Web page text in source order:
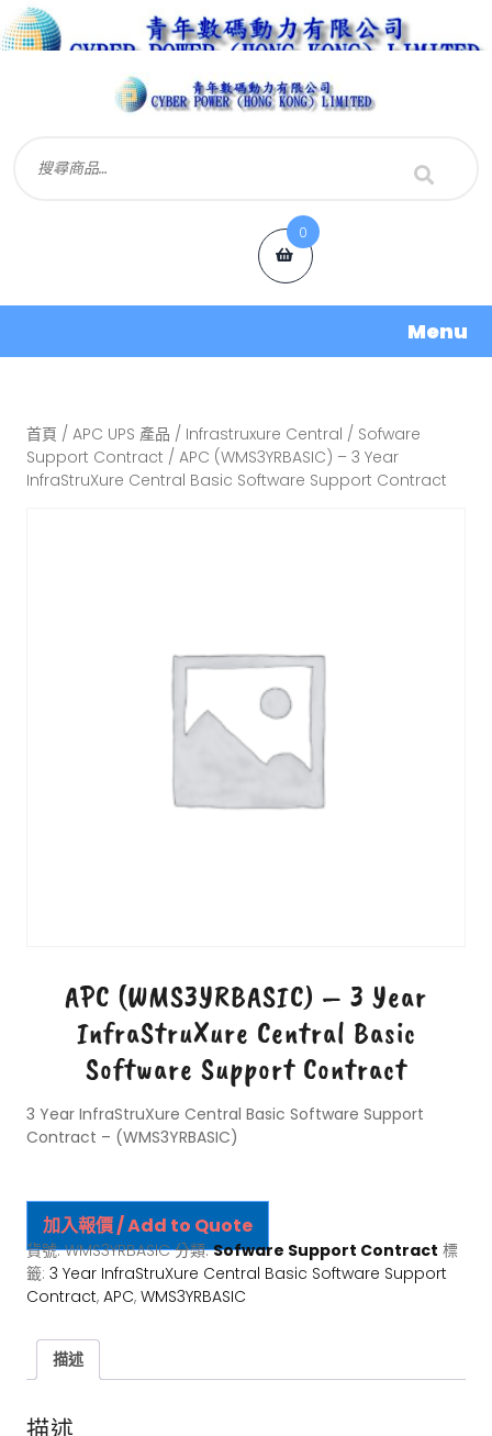
0
Menu
首頁 / APC UPS 產品 / Infrastruxure Central / Sofware
Support Contract / APC (WMS3YRBASIC) – 3 Year
InfraStruXure Central Basic Software Support Contract
APC (WMS3YRBASIC) – 3 Year
InfraStruXure Central Basic
Software Support Contract
3 Year InfraStruXure Central Basic Software Support
Contract – (WMS3YRBASIC)
加入報價 / Add to Quote
貨號:WMS3YRBASIC 分類:Sofware Support Contract 標
籤: 3 Year InfraStruXure Central Basic Software Support
Contract, APC, WMS3YRBASIC
描述
描述